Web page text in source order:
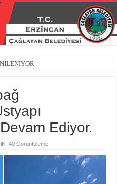
Ediyor.
40 Görüntüleme